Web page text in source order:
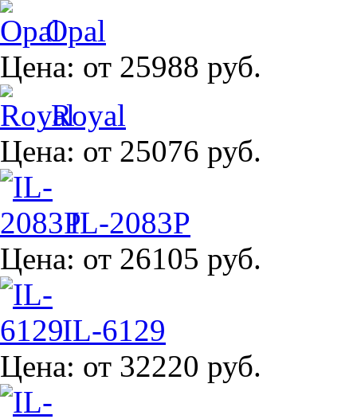
Opal
Цена: от 25988 руб.
Royal
Цена: от 25076 руб.
IL-2083P
Цена: от 26105 руб.
IL-6129
Цена: от 32220 руб.